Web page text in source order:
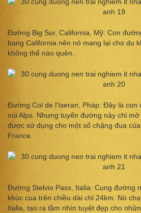
Đường Big Sur, California, Mỹ: Con
bang California nên nó mang lại cho du
không thể nào quên.
Đường Col de l'Iseran, Pháp: Đây là con
núi Alps. Nhưng tuyến đường này chỉ
được sử dụng cho một số chặng đua
France.
Đường Stelvio Pass, Italia: Cung đường
khúc cua trên chiều dài chỉ 24km. Nó
Italia, tạo ra tầm nhìn tuyệt đẹp cho